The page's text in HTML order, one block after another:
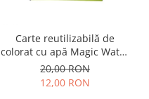
Carte reutilizabilă de
colorat cu apă Magic Water
Book- animale
20,00 RON
12,00 RON